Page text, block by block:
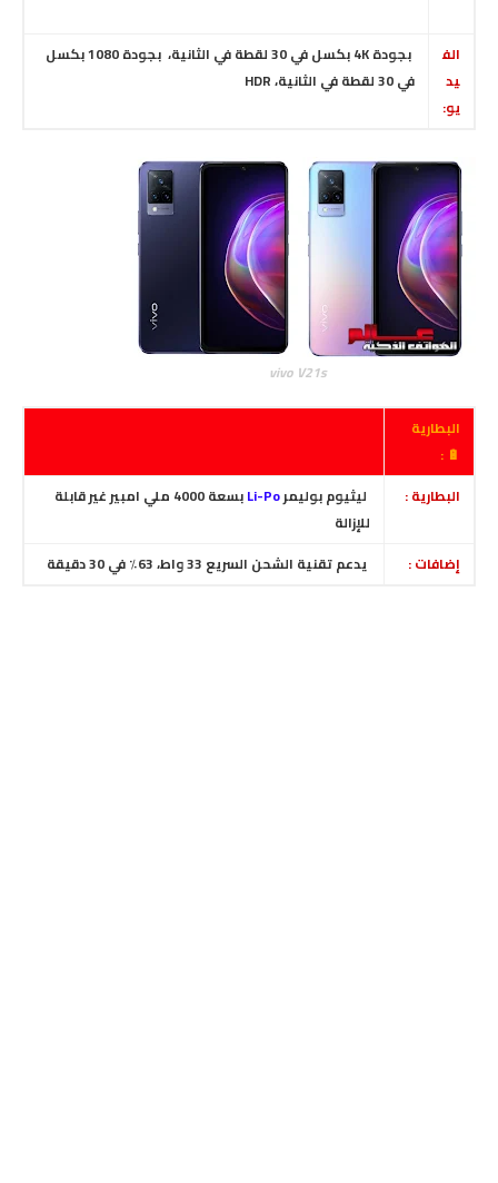
الف
يد
يو:
بجودة 4K بكسل في 30 لقطة في الثانية ،
بجودة 1080 بكسل
في 30 لقطة في الثانية
،HDR
vivo V21s
البطارية
🔋 :
البطارية :
ليثيوم بوليمرLi-Po
بسعة 4000 ملي امبير غير قابلة
للإزالة
إضافات :
يدعم تقنية الشحن السريع 33 واط، 63٪ في 30 دقيقة